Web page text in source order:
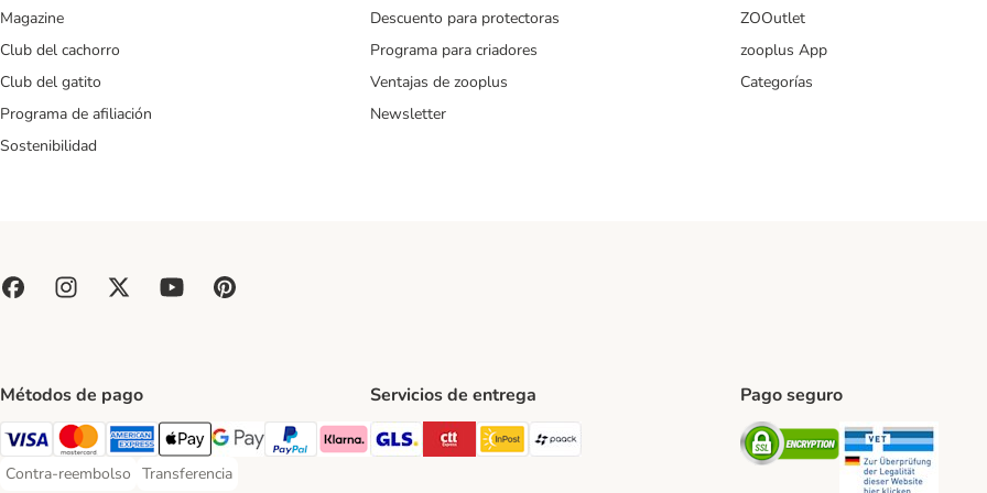
Magazine
Club del cachorro
Club del gatito
Programa de afiliación
Sostenibilidad
Descuento para protectoras
Programa para criadores
Ventajas de zooplus
Newsletter
ZOOutlet
zooplus App
Categorías
Métodos de pago
Visa Payment Method
Mastercard Payment Method
American Express Payment Method
Apple Pay Payment Method
Google Pay Payment Method
PayPal Payment Method
Klarna Payment Method
Contra-reembolso
Contra-reembolso Payment Method
Transferencia
Transferencia Payment Method
Servicios de entrega
GLS Shipping Method
CTTExpress Shipping Method
InPost Shipping Method
paack Shipping Method
Pago seguro
Security